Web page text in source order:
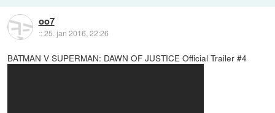
oo7
::25. jan 2016, 22:26
BATMAN V SUPERMAN: DAWN OF JUSTICE Official Trailer #4